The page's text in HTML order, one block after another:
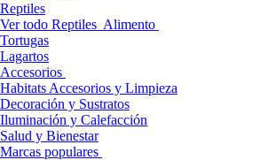
Reptiles
Ver todo Reptiles Alimento
Tortugas
Lagartos
Accesorios
Habitats Accesorios y Limpieza
Decoración y Sustratos
Iluminación y Calefacción
Salud y Bienestar
Marcas populares